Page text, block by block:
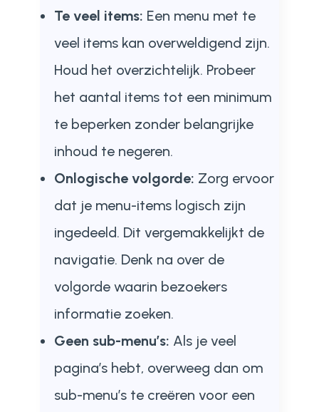
Te veel items: Een menu met te
veel items kan overweldigend zijn.
Houd het overzichtelijk. Probeer
het aantal items tot een minimum
te beperken zonder belangrijke
inhoud te negeren.
Onlogische volgorde: Zorg ervoor
dat je menu-items logisch zijn
ingedeeld. Dit vergemakkelijkt de
navigatie. Denk na over de
volgorde waarin bezoekers
informatie zoeken.
Geen sub-menu’s: Als je veel
pagina’s hebt, overweeg dan om
sub-menu’s te creëren voor een